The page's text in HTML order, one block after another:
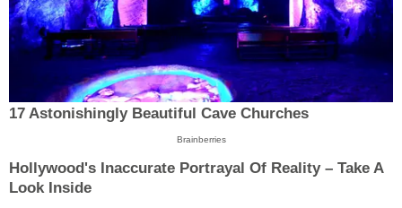
17 Astonishingly Beautiful Cave Churches
Brainberries
Hollywood's Inaccurate Portrayal Of Reality – Take A
Look Inside